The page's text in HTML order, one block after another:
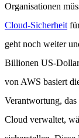
Organisationen
Cloud-Sicherheit
geht noch weiter
Billionen US-
von AWS basiert
Verantwortung, das
Cloud verwaltet,